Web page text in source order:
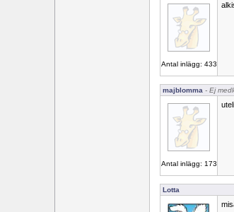
Antal inlägg: 433
majblomma - Ej
Antal inlägg: 173
Lotta